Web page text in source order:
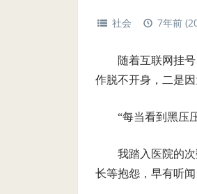
社会 7年前
随着互联网挂
作脱不开身，二是因
“每当看到黑压
我踏入医院的
长等抱怨，早有听闻